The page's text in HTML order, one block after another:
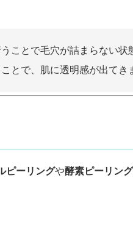
ことで毛穴が詰まらない状
とで、肌に透明感が出てき
ピーリングや酵素ピーリング